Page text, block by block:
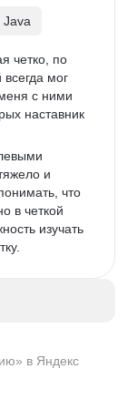
в Яндекс
Java
четко, по
мог
с ними
наставник
и
что
в четкой
изучать